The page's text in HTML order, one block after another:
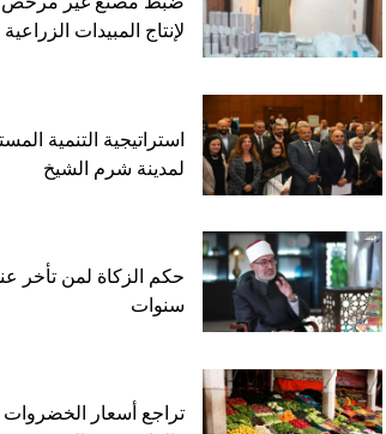
لإنتاج المبيدات الزراعية
استراتيجية التنمية
لمدينة شرم الشيخ
حكم الزكاة لمن تأخر
سنوات
تراجع أسعار الخضروات